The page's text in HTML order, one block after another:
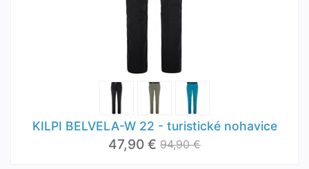
KILPI BELVELA-W 22 - turistické nohavice
47,90 € 94,90 €